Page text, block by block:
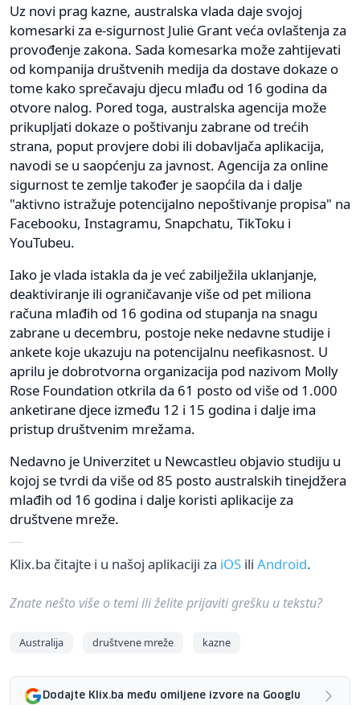
Uz novi prag kazne, australska vlada daje svojoj
komesarki za e-sigurnost Julie Grant veća ovlaštenja za
provođenje zakona. Sada komesarka može zahtijevati
od kompanija društvenih medija da dostave dokaze o
tome kako sprečavaju djecu mlađu od 16 godina da
otvore nalog. Pored toga, australska agencija može
prikupljati dokaze o poštivanju zabrane od trećih
strana, poput provjere dobi ili dobavljača aplikacija,
navodi se u saopćenju za javnost. Agencija za online
sigurnost te zemlje također je saopćila da i dalje
"aktivno istražuje potencijalno nepoštivanje propisa" na
Facebooku, Instagramu, Snapchatu, TikToku i
YouTubeu.
Iako je vlada istakla da je već zabilježila uklanjanje,
deaktiviranje ili ograničavanje više od pet miliona
računa mlađih od 16 godina od stupanja na snagu
zabrane u decembru, postoje neke nedavne studije i
ankete koje ukazuju na potencijalnu neefikasnost. U
aprilu je dobrotvorna organizacija pod nazivom Molly
Rose Foundation otkrila da 61 posto od više od 1.000
anketirane djece između 12 i 15 godina i dalje ima
pristup društvenim mrežama.
Nedavno je Univerzitet u Newcastleu objavio studiju u
kojoj se tvrdi da više od 85 posto australskih tinejdžera
mlađih od 16 godina i dalje koristi aplikacije za
društvene mreže.
Klix.ba čitajte i u našoj aplikaciji za iOS ili Android.
Znate nešto više o temi ili želite prijaviti grešku u tekstu?
Australija društvene mreže kazne
Dodajte Klix.ba među omiljene izvore na Googlu